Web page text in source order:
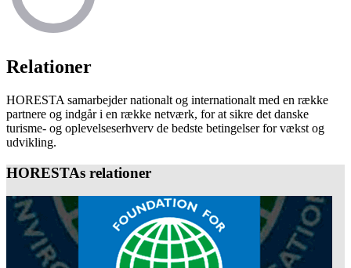
Relationer
HORESTA samarbejder nationalt og internationalt med en række
partnere og indgår i en række netværk, for at sikre det danske
turisme- og oplevelseserhverv de bedste betingelser for vækst og
udvikling.
HORESTAs relationer